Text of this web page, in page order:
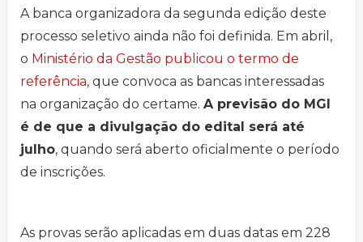
A banca organizadora da segunda edição deste
processo seletivo ainda não foi definida. Em abril,
o Ministério da Gestão publicou o termo de
referência, que convoca as bancas interessadas
na organização do certame. A previsão do MGI
é de que a divulgação do edital será até
julho, quando será aberto oficialmente o período
de inscrições.
As provas serão aplicadas em duas datas em 228